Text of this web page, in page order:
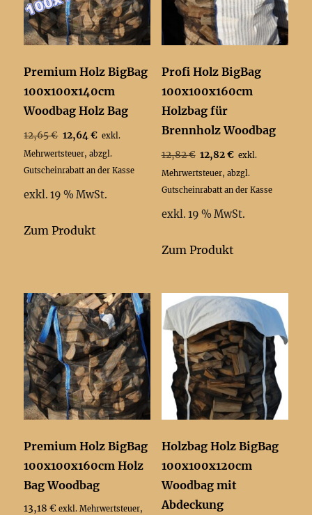
Premium Holz BigBag
100x100x140cm
Woodbag Holz Bag
12,65€ Ursprünglicher
Preis
war:
12,64€ Aktueller
Preis
ist:
exkl.
Mehrwertsteuer, abzgl.
Gutscheinrabatt an der Kasse
exkl. 19 % MwSt.
Zum Produkt
Profi Holz BigBag
100x100x160cm
Holzbag für
Brennholz Woodbag
12,82€ Ursprünglicher
Preis
war:
12,82€ Aktueller
Preis
ist:
exkl.
Mehrwertsteuer, abzgl.
Gutscheinrabatt an der Kasse
exkl. 19 % MwSt.
Zum Produkt
Premium Holz BigBag
100x100x160cm Holz
Bag Woodbag
13,18€ exkl. Mehrwertsteuer,
Holzbag Holz BigBag
100x100x120cm
Woodbag mit
Abdeckung